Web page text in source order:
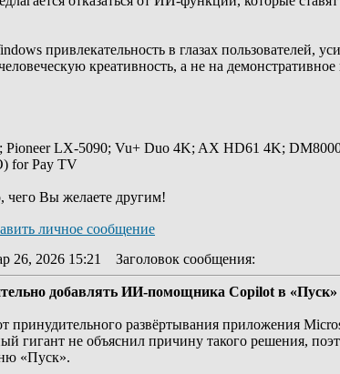
привлекательность в глазах пользователей,
креативность, а не на
LX-5090; Vu+ Duo 4K; AX HD61 4K;
for Pay TV
чего Вы желаете другим!
26, 2026 15:21 Заголовок сообщения:
добавлять ИИ-помощника Copilot в «Пуск»
принудительного развёртывания приложения
гигант не объяснил причину такого решения,
«Пуск».